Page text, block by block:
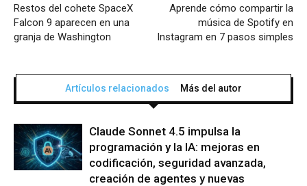
Restos del cohete SpaceX
Falcon 9 aparecen en una
granja de Washington
Aprende cómo compartir la
música de Spotify en
Instagram en 7 pasos simples
Artículos relacionados Más del autor
Claude Sonnet 4.5 impulsa la
programación y la IA: mejoras en
codificación, seguridad avanzada,
creación de agentes y nuevas